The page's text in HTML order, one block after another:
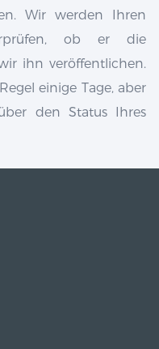
Wir werden Ihren
ob er die
ihn veröffentlichen.
einige Tage, aber
den Status Ihres